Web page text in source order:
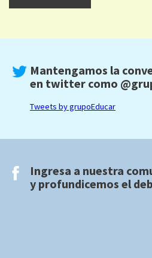
Mantengamos la
en twitter como
Tweets by grupoEducar
Ingresa a nuestra
y profundicemos el